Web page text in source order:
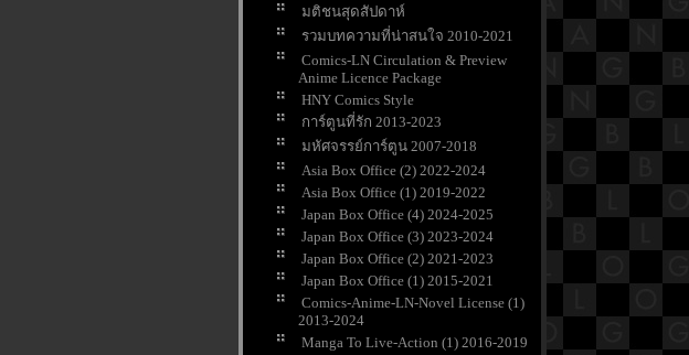
มติชนสุดสัปดาห์
รวมบทความที่น่าสนใจ 2010-2021
Comics-LN Circulation & Preview
Anime Licence Package
HNY Comics Style
การ์ตูนที่รัก 2013-2023
มหัศจรรย์การ์ตูน 2007-2018
Asia Box Office (2) 2022-2024
Asia Box Office (1) 2019-2022
Japan Box Office (4) 2024-2025
Japan Box Office (3) 2023-2024
Japan Box Office (2) 2021-2023
Japan Box Office (1) 2015-2021
Comics-Anime-LN-Novel License (1)
2013-2024
Manga To Live-Action (1) 2016-2019